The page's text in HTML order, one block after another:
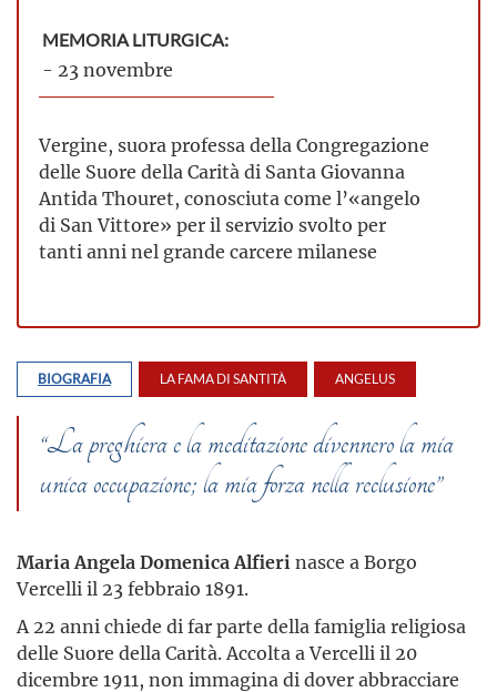
MEMORIA LITURGICA:
- 23 novembre
Vergine, suora professa della Congregazione
delle Suore della Carità di Santa Giovanna
Antida Thouret, conosciuta come l’«angelo
di San Vittore» per il servizio svolto per
tanti anni nel grande carcere milanese
BIOGRAFIA LA FAMA DI SANTITÀ ANGELUS
“La preghiera e la meditazione divennero la mia
unica occupazione; la mia forza nella reclusione”
Maria Angela Domenica Alfieri nasce a Borgo
Vercelli il 23 febbraio 1891.
A 22 anni chiede di far parte della famiglia religiosa
delle Suore della Carità. Accolta a Vercelli il 20
dicembre 1911, non immagina di dover abbracciare